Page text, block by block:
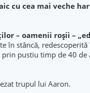
cu cea mai veche
– oamenii roșii –
în stâncă,
pustiu timp de 40 de
trupul lui Aaron.